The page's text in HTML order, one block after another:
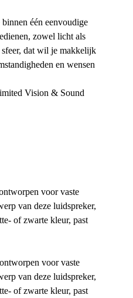
één eenvoudige
zowel licht als
dat wil je makkelijk
en wensen
Vision & Sound
voor vaste
van deze luidspreker,
of zwarte kleur, past
voor vaste
van deze luidspreker,
of zwarte kleur, past